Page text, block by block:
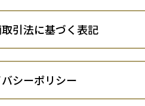
引法に基づく表記
シーポリシー